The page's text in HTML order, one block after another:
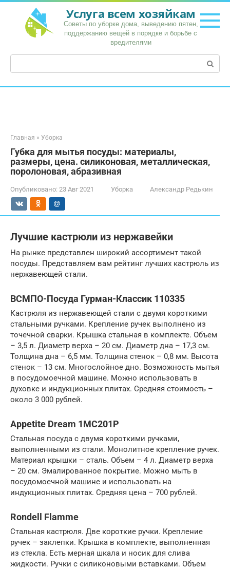
Перейти
контенту
Услуга всем хозяйкам
Советы по уборке дома, выведению пятен,
поддержанию вещей в порядке и борьбе с
вредителями
Поиск:
Главная » Уборка
Губка для мытья посуды: материалы,
размеры, цена. силиконовая, металлическая,
поролоновая, абразивная
Опубликовано: 23 Авг 2021 Уборка Александр Редькин
Лучшие кастрюли из нержавейки
На рынке представлен широкий ассортимент такой
посуды. Представляем вам рейтинг лучших кастрюль из
нержавеющей стали.
ВСМПО-Посуда Гурман-Классик 110335
Кастрюля из нержавеющей стали с двумя короткими
стальными ручками. Крепление ручек выполнено из
точечной сварки. Крышка стальная в комплекте. Объем
– 3,5 л. Диаметр верха – 20 см. Диаметр дна – 17,3 см.
Толщина дна – 6,5 мм. Толщина стенок – 0,8 мм. Высота
стенок – 13 см. Многослойное дно. Возможность мытья
в посудомоечной машине. Можно использовать в
духовке и индукционных плитах. Средняя стоимость –
около 3 000 рублей.
Appetite Dream 1MC201P
Стальная посуда с двумя короткими ручками,
выполненными из стали. Монолитное крепление ручек.
Материал крышки – сталь. Объем – 4 л. Диаметр верха
– 20 см. Эмалированное покрытие. Можно мыть в
посудомоечной машине и использовать на
индукционных плитах. Средняя цена – 700 рублей.
Rondell Flamme
Стальная кастрюля. Две короткие ручки. Крепление
ручек – заклепки. Крышка в комплекте, выполненная
из стекла. Есть мерная шкала и носик для слива
жидкости. Ручки с силиконовыми вставками. Объем